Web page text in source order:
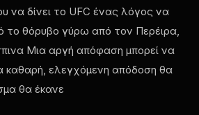
να δίνει το UFC ένας λόγος να
το θόρυβο γύρω από τον Περέιρα,
Μια αργή απόφαση μπορεί να
καθαρή, ελεγχόμενη απόδοση θα
θα έκανε